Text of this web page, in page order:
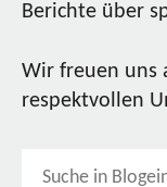
Berichte über
Wir freuen uns
respektvollen